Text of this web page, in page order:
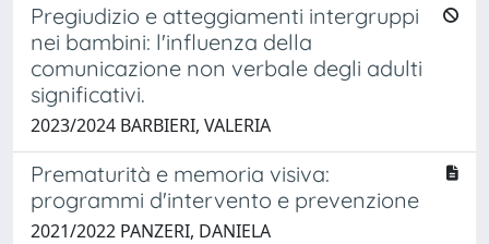
Pregiudizio e atteggiamenti intergruppi
nei bambini: l'influenza della
comunicazione non verbale degli adulti
significativi.
2023/2024 BARBIERI, VALERIA
Prematurità e memoria visiva:
programmi d'intervento e prevenzione
2021/2022 PANZERI, DANIELA